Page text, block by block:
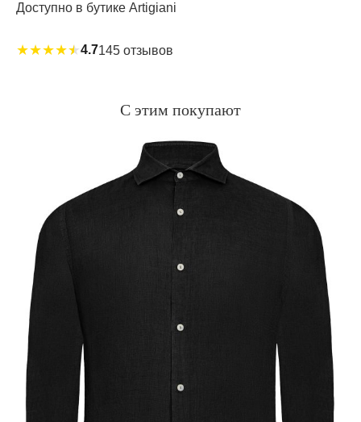
Доступно в бутике Artigiani
★★★★★4.7145 отзывов
С этим покупают